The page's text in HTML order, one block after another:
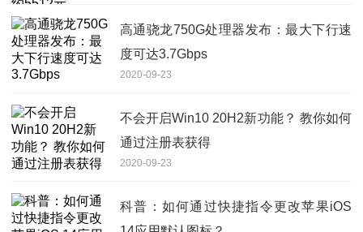
高通骁龙750G处理器发布：最大下行速
度可达3.7Gbps
2020-09-23
不会开启Win10 20H2新功能？ 教你如何
通过注册表获得
2020-09-23
科普：如何通过快捷指令更改苹果iOS